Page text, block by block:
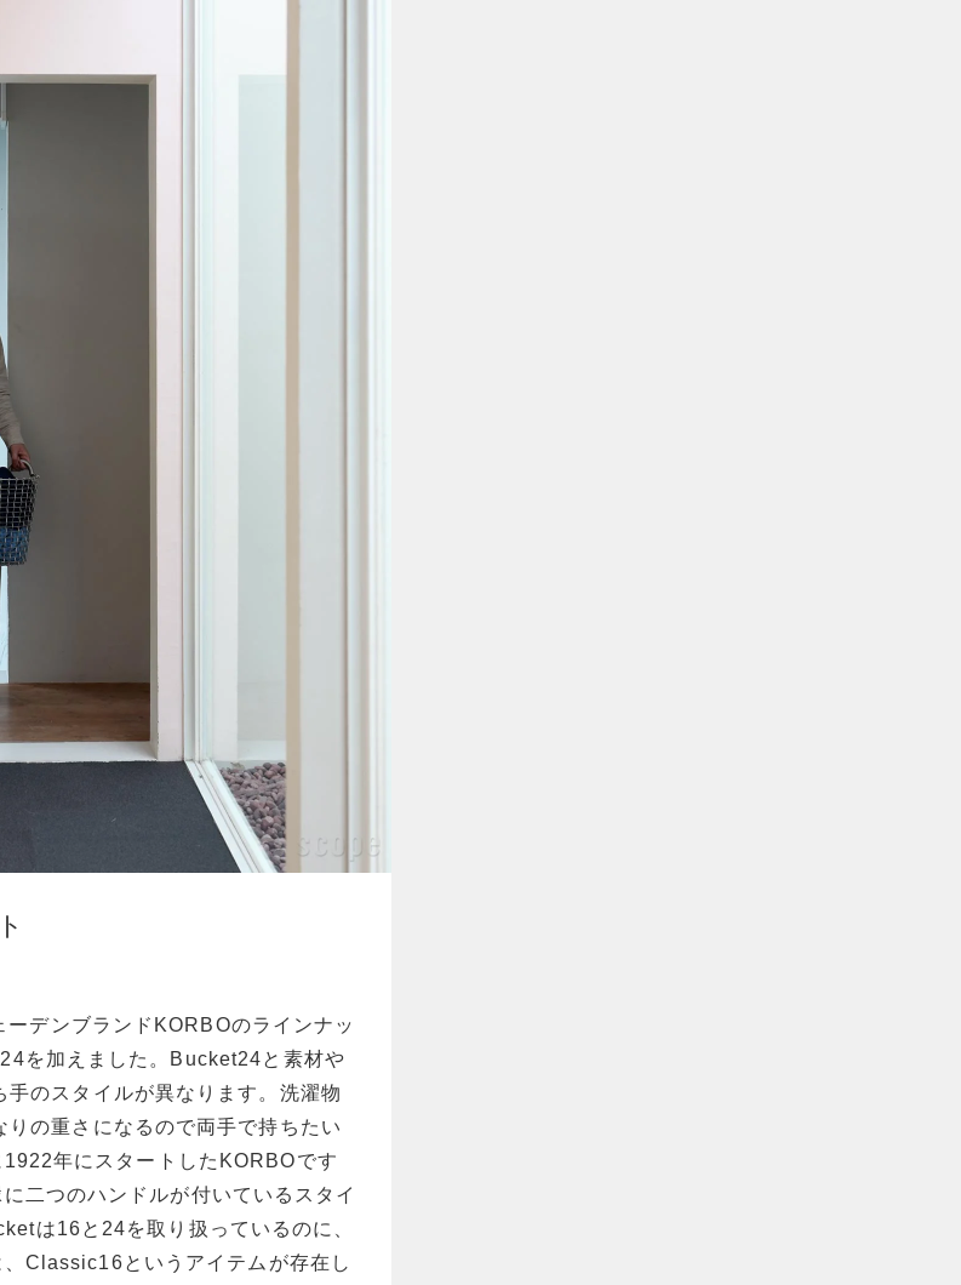
デンブランドKORBOのラインナッ
を加えました。Bucket24と素材や
のスタイルが異なります。洗濯物
の重さになるので両手で持ちたい
年にスタートしたKORBOです
二つのハンドルが付いているスタイ
は16と24を取り扱っているのに、
Classic16というアイテムが存在し